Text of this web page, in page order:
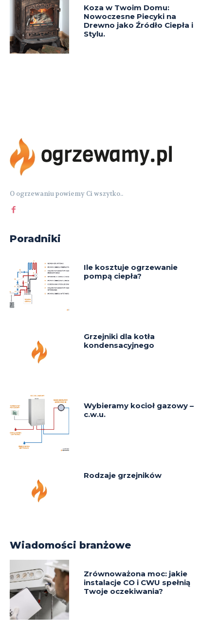
Koza w Twoim Domu:
Nowoczesne Piecyki na
Drewno jako Źródło Ciepła i
Stylu.
O ogrzewaniu powiemy Ci wszytko..
Poradniki
Ile kosztuje ogrzewanie
pompą ciepła?
Grzejniki dla kotła
kondensacyjnego
Wybieramy kocioł gazowy –
c.w.u.
Rodzaje grzejników
Wiadomości branżowe
Zrównoważona moc: jakie
instalacje CO i CWU spełnią
Twoje oczekiwania?